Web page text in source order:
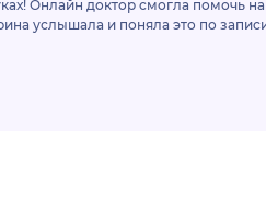
Онлайн доктор смогла помочь
услышала и поняла это по